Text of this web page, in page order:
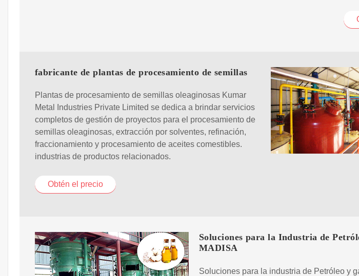
fabricante de plantas de procesamiento de semillas
Plantas de procesamiento de semillas oleaginosas Kumar
Metal Industries Private Limited se dedica a brindar servicios
completos de gestión de proyectos para el procesamiento de
semillas oleaginosas, extracción por solventes, refinación,
fraccionamiento y procesamiento de aceites comestibles.
industrias de productos relacionados.
Obtén el precio
Soluciones para la Industria de
MADISA
Soluciones para la industria de Petróleo y